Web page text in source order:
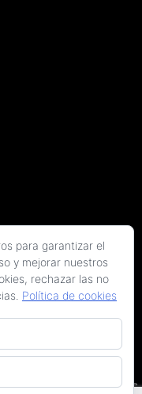
S.L.P. | Todos los
Generation (EU) del Plan de
para garantizar el
y mejorar nuestros
rechazar las no
Política de cookies